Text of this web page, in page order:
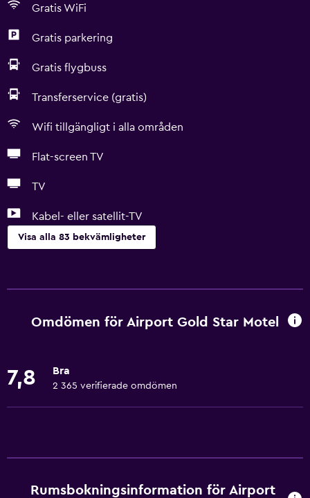
Gratis WiFi
Gratis parkering
Gratis flygbuss
Transferservice (gratis)
Wifi tillgängligt i alla områden
Flat-screen TV
TV
Kabel- eller satellit-TV
Visa alla 83 bekvämligheter
Gratis WiFi
Handdukar
Brandvarnare
Omdömen för Airport Gold Star Motel
7,8 Bra
2 365 verifierade omdömen
Rumsbokningsinformation för Airport